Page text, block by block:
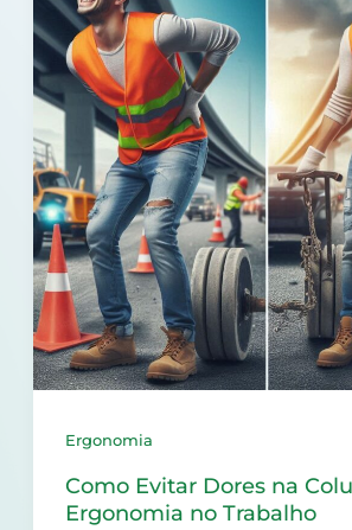
Ergonomia
Como Evitar Dores na
Ergonomia no Trabalho